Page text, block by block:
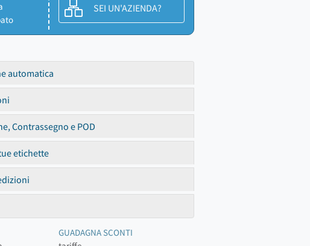
SEI UN'AZIENDA?
automatica
Contrassegno e POD
etichette
GUADAGNA SCONTI